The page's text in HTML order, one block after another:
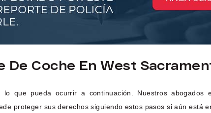
Coche En West
que pueda ocurrir a continuación. Nuestros abogados
proteger sus derechos siguiendo estos pasos si aún está